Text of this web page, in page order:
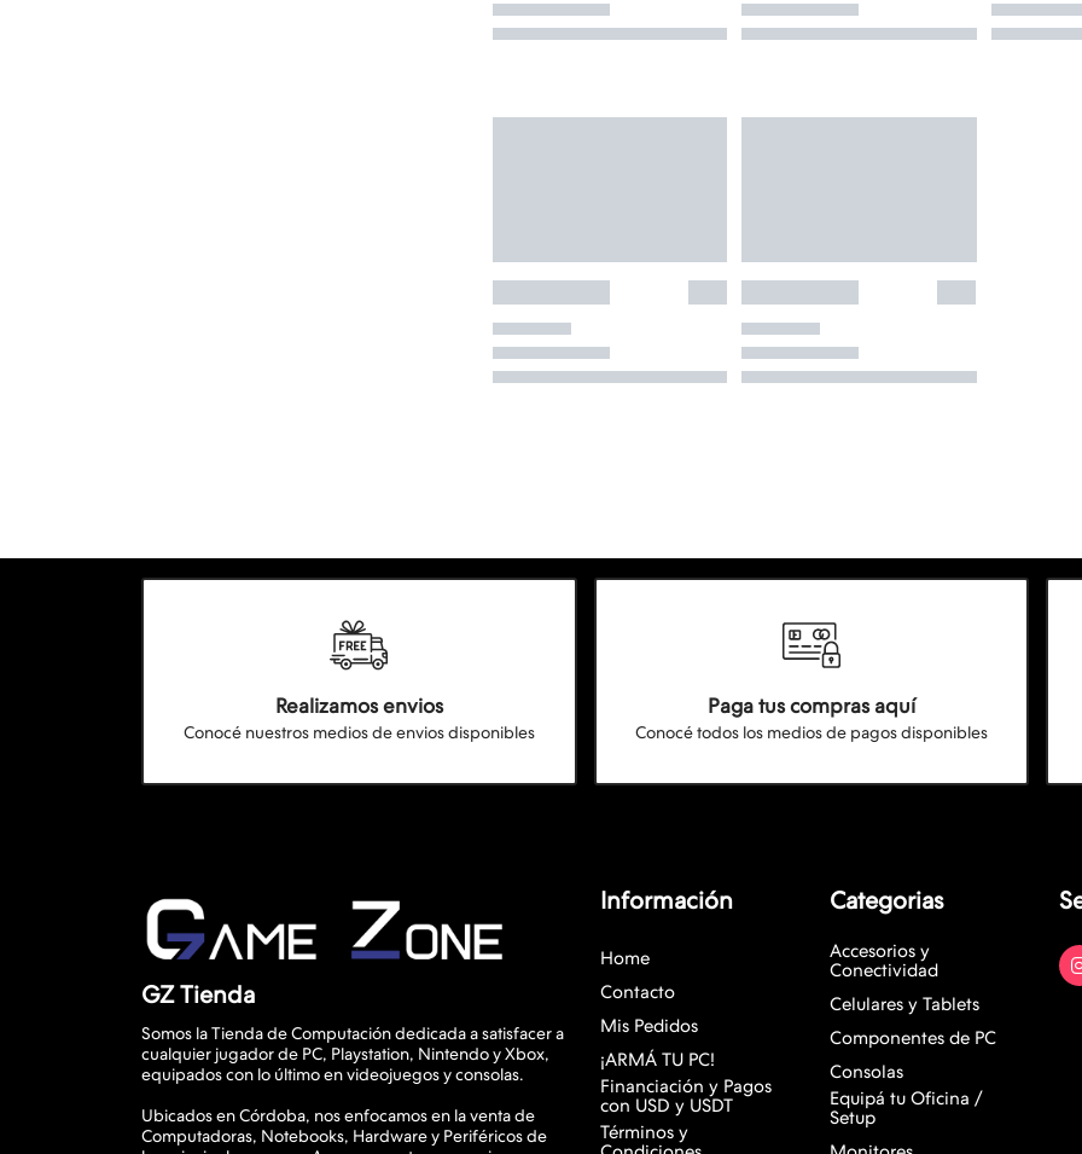
Realizamos envios
Conocé nuestros medios de envios disponibles
Paga tus compras aquí
Conocé todos los medios de pagos disponibles
GZ Tienda
Somos la Tienda de Computación dedicada a satisfacer a
cualquier jugador de PC, Playstation, Nintendo y Xbox,
equipados con lo último en videojuegos y consolas.
Ubicados en Córdoba, nos enfocamos en la venta de
Computadoras, Notebooks, Hardware y Periféricos de
Información
Home
Contacto
Mis Pedidos
¡ARMÁ TU PC!
Financiación y Pagos
con USD y USDT
Términos y
Categorias
Accesorios y
Conectividad
Celulares y Tablets
Componentes de PC
Consolas
Equipá tu Oficina /
Setup